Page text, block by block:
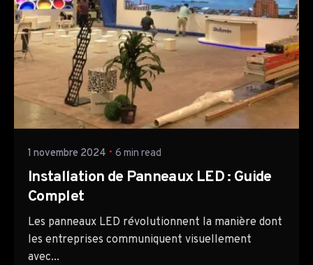
Posted by
TTH Company
1 novembre 2024 6 min read
Installation de Panneaux LED : Guide
Complet
Les panneaux LED révolutionnent la manière dont
les entreprises communiquent visuellement
avec...